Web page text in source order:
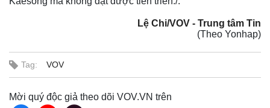
Lệ Chi/VOV - Trung tâm Tin
(Theo Yonhap)
Tag: VOV
Mời quý độc giả theo dõi VOV.VN trên